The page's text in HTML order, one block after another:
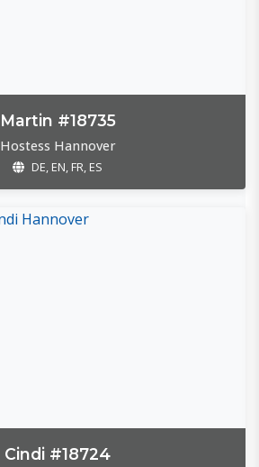
Martin #18735
Hostess Hannover
DE, EN, FR, ES
Cindi #18724